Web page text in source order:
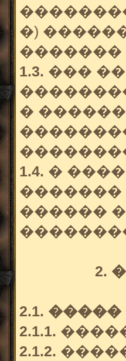
�)
�������
1.3. ���
�
1.4. �
�������
������
2.
2.1.
2.1.1.
2.1.2.